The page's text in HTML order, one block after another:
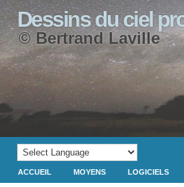
Dessins du ciel
© Bertrand Laville
ACCUEIL MOYENS LOGICIELS